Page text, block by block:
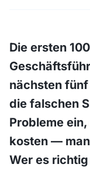
Die ersten
nächsten
die falschen
Probleme
kosten —
Wer es